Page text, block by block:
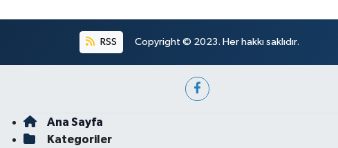
RSS Copyright © 2023. Her hakkı saklıdır.
Ana Sayfa
Kategoriler